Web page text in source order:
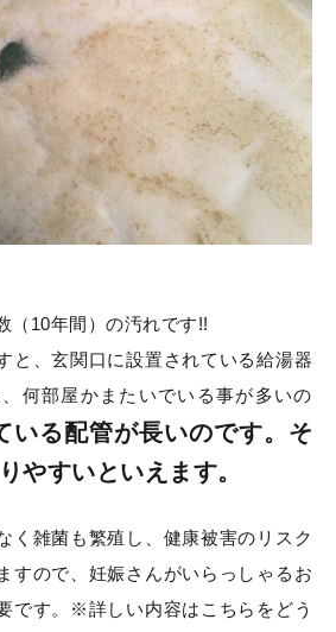
（10年間）の汚れです!!
と、玄関口に設置されている給湯器
何部屋かまたいでいる事が多いの
いる配管が長いのです。そ
やすいといえます。
く雑菌も繁殖し、健康被害のリスク
すので、妊娠さんがいらっしゃるお
です。※詳しい内容はこちらをどう